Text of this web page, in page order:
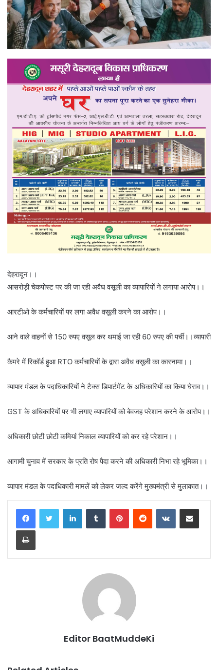
देहरादून।।
आसरोड़ी चेकपोस्ट पर की जा रही अवैध वसूली का व्यापारियों ने लगाया आरोप।।
आरटीओ के कर्मचारियों पर लगा अवैध वसूली करने का आरोप।।
आने वाले वाहनों से 150 रुपए वसूल कर थमाई जा रही 60 रुपए की पर्ची।।व्यापारी
कैमरे में रिकॉर्ड हुआ RTO कर्मचारियों के द्वारा अवैध वसूली का कारनामा।।
व्यापार मंडल के पदाधिकारियों ने टैक्स डिपार्टमेंट के अधिकारियों का किया घेराव।।
GST के अधिकारियों पर भी लगाए व्यापारियों को बेवजह परेशान करने के आरोप।।
अधिकारी छोटी छोटी कमियां निकाल व्यापारियों को कर रहे परेशान।।
आगामी चुनाव में सरकार के प्रति रोष पैदा करने की अधिकारी निभा रहे भूमिका।।
व्यापार मंडल के पदाधिकारी मामलें को लेकर जल्द करेंगे मुख्यमंत्री से मुलाकात।।
LinkedInTumblr PinterestReddit VKontakteShare via Email
Print
Editor BaatMuddeKi